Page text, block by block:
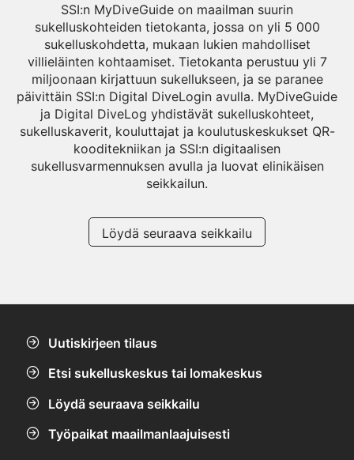
SSI:n MyDiveGuide on maailman suurin
sukelluskohteiden tietokanta, jossa on yli 5 000
sukelluskohdetta, mukaan lukien mahdolliset
villieläinten kohtaamiset. Tietokanta perustuu yli 7
miljoonaan kirjattuun sukellukseen, ja se paranee
päivittäin SSI:n Digital DiveLogin avulla. MyDiveGuide
ja Digital DiveLog yhdistävät sukelluskohteet,
sukelluskaverit, kouluttajat ja koulutuskeskukset QR-
kooditekniikan ja SSI:n digitaalisen
sukellusvarmennuksen avulla ja luovat elinikäisen
seikkailun.
Löydä seuraava seikkailu
Uutiskirjeen tilaus
Etsi sukelluskeskus tai lomakeskus
Löydä seuraava seikkailu
Työpaikat maailmanlaajuisesti